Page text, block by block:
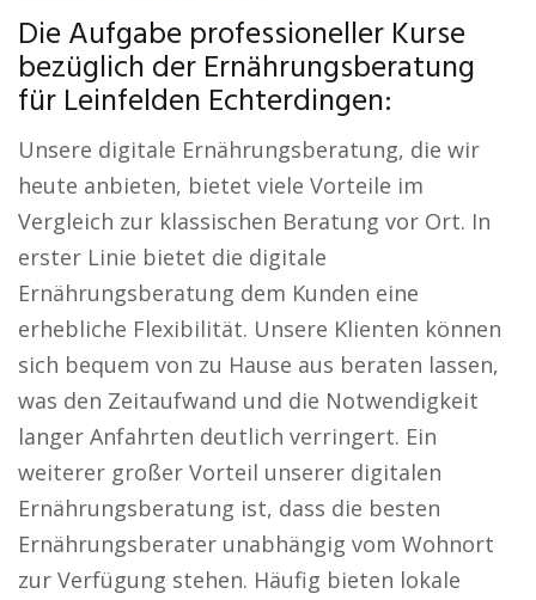
Die Aufgabe professioneller Kurse
bezüglich der Ernährungsberatung
für Leinfelden Echterdingen:
Unsere digitale Ernährungsberatung, die wir
heute anbieten, bietet viele Vorteile im
Vergleich zur klassischen Beratung vor Ort. In
erster Linie bietet die digitale
Ernährungsberatung dem Kunden eine
erhebliche Flexibilität. Unsere Klienten können
sich bequem von zu Hause aus beraten lassen,
was den Zeitaufwand und die Notwendigkeit
langer Anfahrten deutlich verringert. Ein
weiterer großer Vorteil unserer digitalen
Ernährungsberatung ist, dass die besten
Ernährungsberater unabhängig vom Wohnort
zur Verfügung stehen. Häufig bieten lokale